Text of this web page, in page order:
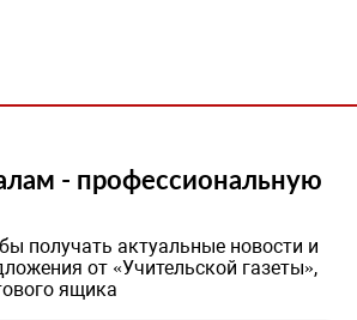
- профессиональную
получать актуальные новости и
от «Учительской газеты»,
ящика